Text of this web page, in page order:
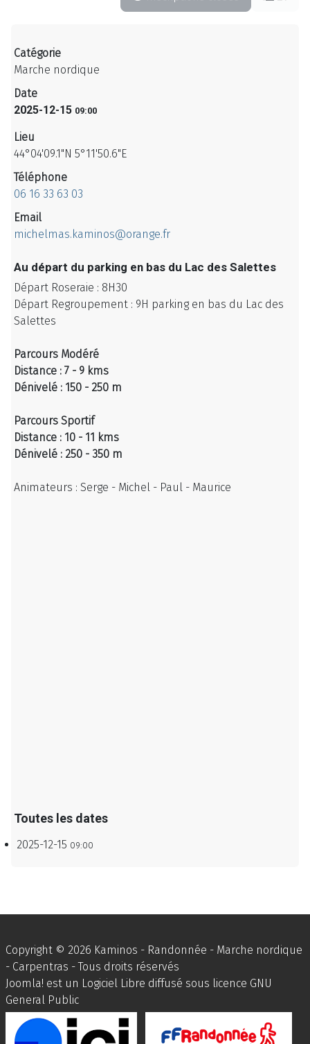
Catégorie
Marche nordique
Date
2025-12-15 09:00
Lieu
44°04'09.1"N 5°11'50.6"E
Téléphone
06 16 33 63 03
Email
michelmas.kaminos@orange.fr
Au départ du parking en bas du Lac des Salettes
Départ Roseraie : 8H30
Départ Regroupement : 9H parking en bas du Lac des
Salettes
Parcours Modéré
Distance : 7 - 9 kms
Dénivelé : 150 - 250 m
Parcours Sportif
Distance : 10 - 11 kms
Dénivelé : 250 - 350 m
Animateurs : Serge - Michel - Paul - Maurice
Toutes les dates
2025-12-15 09:00
Copyright © 2026 Kaminos - Randonnée - Marche nordique
- Carpentras - Tous droits réservés
Joomla! est un Logiciel Libre diffusé sous licence GNU
General Public